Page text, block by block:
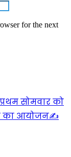
for the next
सोमवार को
का आयोजन✍️